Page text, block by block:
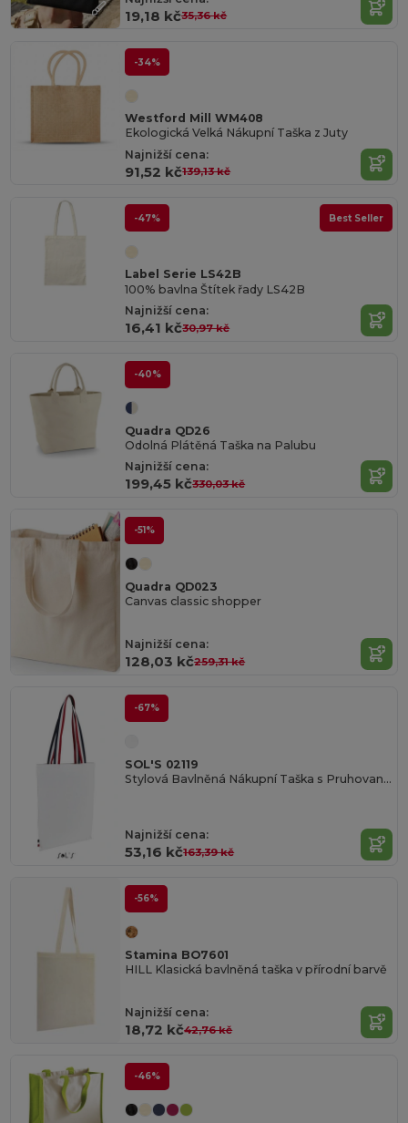
19,18 kč35,36 kč
-34%
Westford Mill WM408
Ekologická Velká Nákupní Taška z Juty
Najnižší cena:
91,52 kč139,13 kč
-47% Best Seller
Label Serie LS42B
100% bavlna Štítek řady LS42B
Najnižší cena:
16,41 kč30,97 kč
-40%
Quadra QD26
Odolná Plátěná Taška na Palubu
Najnižší cena:
199,45 kč330,03 kč
-51%
Quadra QD023
Canvas classic shopper
Najnižší cena:
128,03 kč259,31 kč
-67%
SOL'S 02119
Stylová Bavlněná Nákupní Taška s Pruhovanými Uchy
Najnižší cena:
53,16 kč163,39 kč
-56%
Stamina BO7601
HILL Klasická bavlněná taška v přírodní barvě
Najnižší cena:
18,72 kč42,76 kč
-46%